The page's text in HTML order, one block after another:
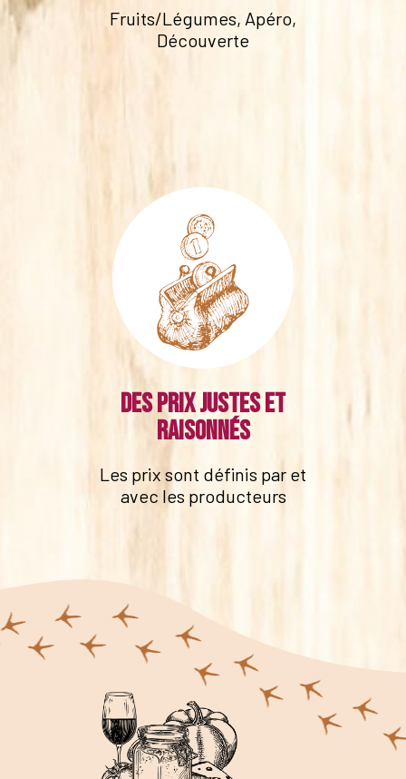
Fruits/Légumes, Apéro,
Découverte
Des prix justes et
raisonnés
Les prix sont définis par et
avec les producteurs